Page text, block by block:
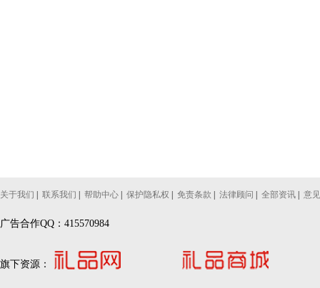
关于我们 联系我们 帮助中心 保护隐私权 免责条款 法律顾问 全部资讯 意
广告合作QQ：415570984
旗下资源：